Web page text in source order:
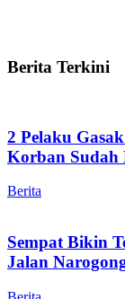
Berita Terkini
2 Pelaku
Korban Sudah
Berita
Sempat Bikin
Jalan